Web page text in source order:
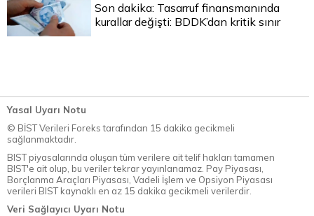
Son dakika: Tasarruf finansmanında
kurallar değişti: BDDK’dan kritik sınır
Yasal Uyarı Notu
© BİST Verileri Foreks tarafından 15 dakika gecikmeli
sağlanmaktadır.
BIST piyasalarında oluşan tüm verilere ait telif hakları tamamen
BIST'e ait olup, bu veriler tekrar yayınlanamaz. Pay Piyasası,
Borçlanma Araçları Piyasası, Vadeli İşlem ve Opsiyon Piyasası
verileri BIST kaynaklı en az 15 dakika gecikmeli verilerdir.
Veri Sağlayıcı Uyarı Notu